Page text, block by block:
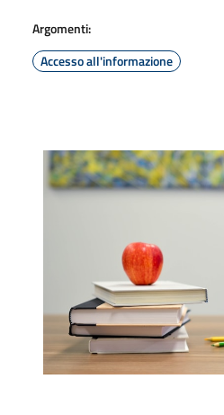
Argomenti:
Accesso all'informazione